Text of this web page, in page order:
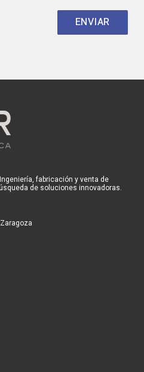
fabricación y venta de
de soluciones innovadoras.